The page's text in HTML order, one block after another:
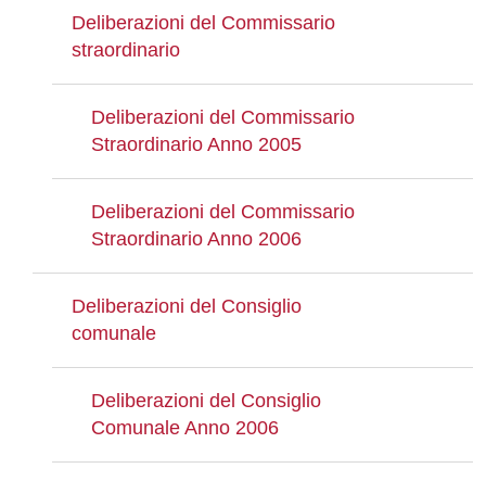
Deliberazioni del Commissario
straordinario
Deliberazioni del Commissario
Straordinario Anno 2005
Deliberazioni del Commissario
Straordinario Anno 2006
Deliberazioni del Consiglio
comunale
Deliberazioni del Consiglio
Comunale Anno 2006